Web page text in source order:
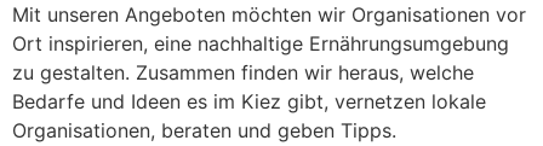
Mit unseren Angeboten möchten wir Organisationen vor
Ort inspirieren, eine nachhaltige Ernährungsumgebung
zu gestalten. Zusammen finden wir heraus, welche
Bedarfe und Ideen es im Kiez gibt, vernetzen lokale
Organisationen, beraten und geben Tipps.